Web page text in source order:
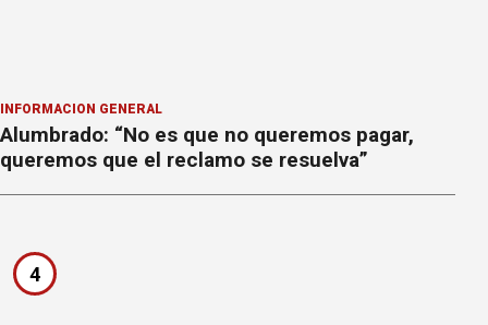
INFORMACION GENERAL
Alumbrado: “No es que no queremos pagar,
queremos que el reclamo se resuelva”
4